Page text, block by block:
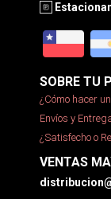
SOBRE TU
¿Cómo hacer
Envíos y
¿Satisfecho o
VENTAS